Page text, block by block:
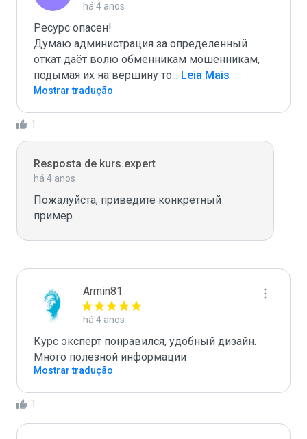
há 4 anos
Ресурс опасен!
Думаю администрация за определенный
откат даёт волю обменникам мошенникам,
подымая их на вершину то... Leia Mais
Mostrar tradução
1
Resposta de kurs.expert
há 4 anos
Пожалуйста, приведите конкретный
пример.
Armin81
há 4 anos
Курс эксперт понравился, удобный дизайн.
Много полезной информации
Mostrar tradução
1